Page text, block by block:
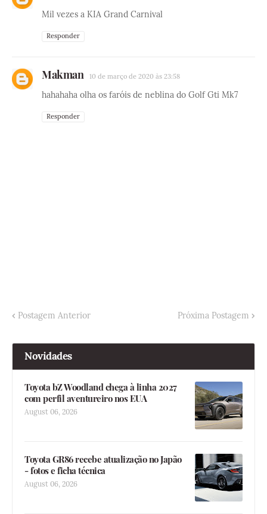
Mil vezes a KIA Grand Carnival
Responder
Makman 10 de março de 2020 às 23:58
hahahaha olha os faróis de neblina do Golf Gti Mk7
Responder
Postagem Anterior Próxima Postagem
Novidades
Toyota bZ Woodland chega à linha 2027
com perfil aventureiro nos EUA
August 06, 2026
Toyota GR86 recebe atualização no Japão
- fotos e ficha técnica
August 06, 2026